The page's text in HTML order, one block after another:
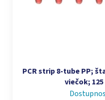
PCR strip 8‑tube PP;
viečok;